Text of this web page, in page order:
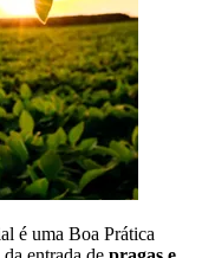
é uma Boa Prática